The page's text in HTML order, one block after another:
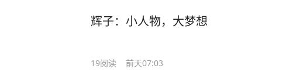
辉子：小人物，大梦想
19阅读 前天07:03